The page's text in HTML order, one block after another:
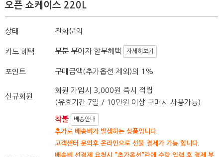
오픈 쇼케이스 220L
상태 전화문의
카드 혜택 부분 무이자 할부혜택 자세히보기
포인트 구매금액(추가옵션 제외)의 1%
신규회원
회원 가입시 3,000원 즉시 적립
(유효기간 7일 / 10만원 이상 구매시 사용가능)
착불 배송안내
추가로 배송비가 발생하는 상품입니다.
고객센터 문의후 온라인으로 선불 결제가 가능 합니다.
배송비 선결제 요청시 "추가옵션"란에 수량 입력 후 결제 부